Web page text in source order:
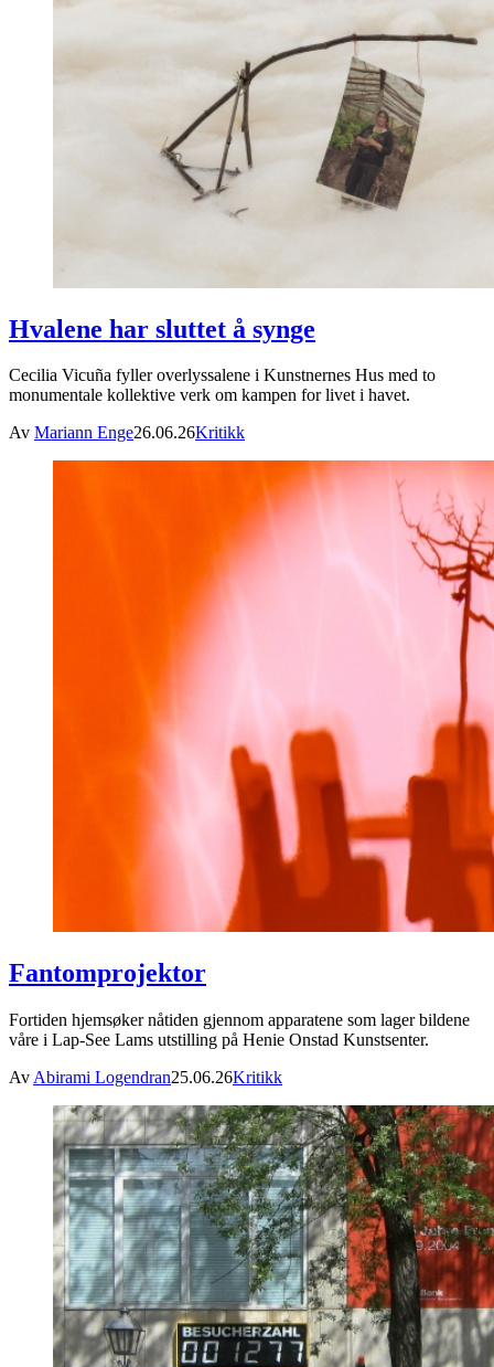
Hvalene har sluttet å synge
Cecilia Vicuña fyller overlyssalene i Kunstnernes Hus med to
monumentale kollektive verk om kampen for livet i havet.
Av Mariann Enge26.06.26Kritikk
Fantomprojektor
Fortiden hjemsøker nåtiden gjennom apparatene som lager bildene
våre i Lap-See Lams utstilling på Henie Onstad Kunstsenter.
Av Abirami Logendran25.06.26Kritikk